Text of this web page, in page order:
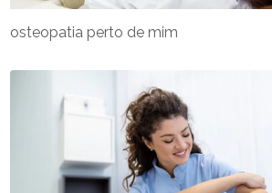
osteopatia perto de mim